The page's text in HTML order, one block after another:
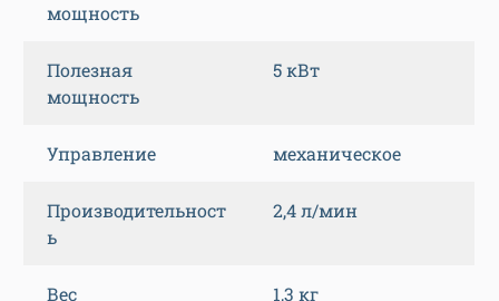
мощность
Полезная
мощность
5 кВт
Управление механическое
Производительност
ь
2,4 л/мин
Вес 1,3 кг